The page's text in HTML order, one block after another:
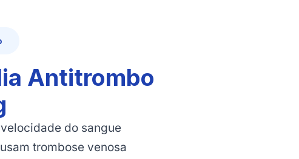
Antitrombo
do sangue
trombose venosa